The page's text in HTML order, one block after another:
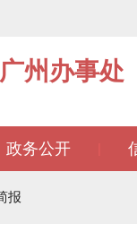
州办事处
政务公开
报